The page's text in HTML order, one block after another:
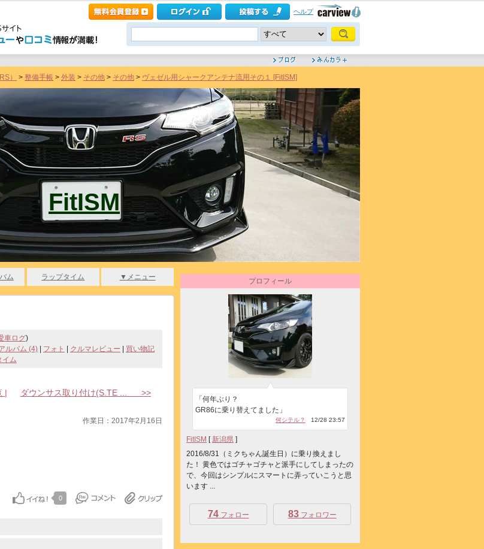
ヘルプ
） > 整備手帳 > 外装 > その他 > その他 > ヴェゼル用シャークアンテナ流用その１ [FitISM]
FitISM
ム ラップタイム ▼メニュー
車ログ)
ルバム (4) フォト クルマレビュー
買い物記
イム
| ダウンサス取り付け(S.TE ... >>
作業日：2017年2月16日
0
プロフィール
「何年ぶり？
GR86に乗り替えてました」
何シテル？ 12/28 23:57
FitISM [ 新潟県 ]
2016/8/31（ミクちゃん誕生日）に乗り換えまし
た！ 黄色ではゴチャゴチャと派手にしてしまったの
で、今回はシンプルにスマートに弄っていこうと思
います ...
74フォロー 83フォロワー